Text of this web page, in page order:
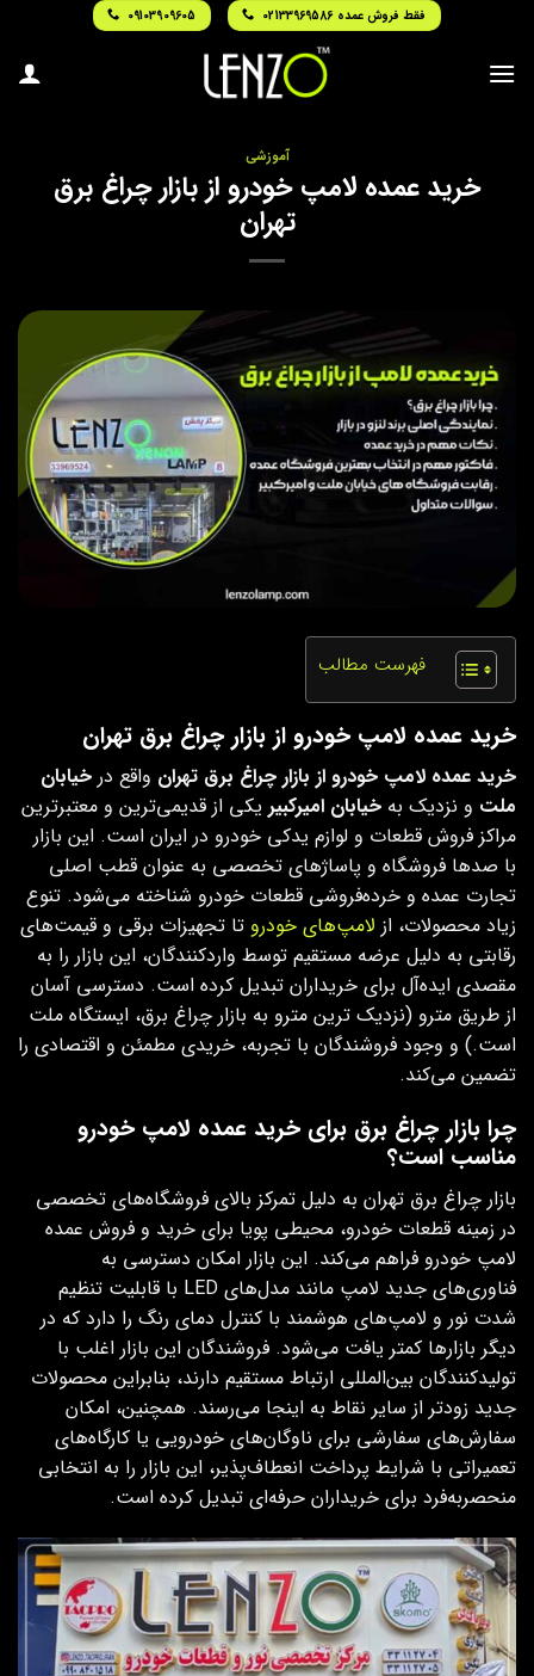
content
فقط فروش عمده 02133969586 09103909605
آموزشی
خرید عمده لامپ خودرو از بازار چراغ برق
تهران
فهرست مطالب
خرید عمده لامپ خودرو از بازار چراغ برق تهران
خرید عمده لامپ خودرو از بازار چراغ برق تهران واقع در خیابان
ملت و نزدیک به خیابان امیرکبیر یکی از قدیمی‌ترین و معتبرترین
مراکز فروش قطعات و لوازم یدکی خودرو در ایران است. این بازار
با صدها فروشگاه و پاساژهای تخصصی به‌ عنوان قطب اصلی
تجارت عمده و خرده‌فروشی قطعات خودرو شناخته می‌شود. تنوع
زیاد محصولات، از لامپ‌های خودرو تا تجهیزات برقی و قیمت‌های
رقابتی به دلیل عرضه مستقیم توسط واردکنندگان، این بازار را به
مقصدی ایده‌آل برای خریداران تبدیل کرده است. دسترسی آسان
از طریق مترو (نزدیک ترین مترو به بازار چراغ برق، ایستگاه ملت
است.) و وجود فروشندگان با تجربه، خریدی مطمئن و اقتصادی را
تضمین می‌کند.
چرا بازار چراغ برق برای خرید عمده لامپ خودرو
مناسب است؟
بازار چراغ برق تهران به دلیل تمرکز بالای فروشگاه‌های تخصصی
در زمینه قطعات خودرو، محیطی پویا برای خرید و فروش عمده
لامپ خودرو فراهم می‌کند. این بازار امکان دسترسی به
فناوری‌های جدید لامپ مانند مدل‌های LED با قابلیت تنظیم
شدت نور و لامپ‌های هوشمند با کنترل دمای رنگ را دارد که در
دیگر بازارها کمتر یافت می‌شود. فروشندگان این بازار اغلب با
تولیدکنندگان بین‌المللی ارتباط مستقیم دارند، بنابراین محصولات
جدید زودتر از سایر نقاط به اینجا می‌رسند. همچنین، امکان
سفارش‌های سفارشی برای ناوگان‌های خودرویی یا کارگاه‌های
تعمیراتی با شرایط پرداخت انعطاف‌پذیر، این بازار را به انتخابی
منحصربه‌فرد برای خریداران حرفه‌ای تبدیل کرده است.